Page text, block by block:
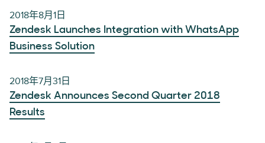
2018年8月1日
Zendesk Launches Integration with WhatsApp
Business Solution
2018年7月31日
Zendesk Announces Second Quarter 2018
Results